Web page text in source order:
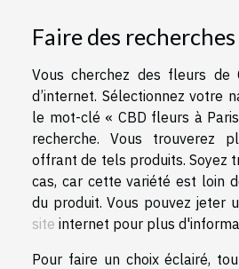
Faire des
Vous cherchez des fleurs de
d’internet. Sélectionnez votre
le mot-clé « CBD fleurs à
recherche. Vous trouverez
offrant de tels produits. Soyez
cas, car cette variété est loin
du produit. Vous pouvez jeter
site internet pour plus
Pour faire un choix éclairé,